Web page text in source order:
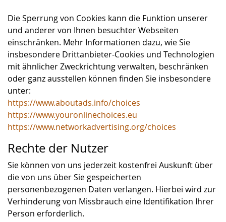
Die Sperrung von Cookies kann die Funktion unserer
und anderer von Ihnen besuchter Webseiten
einschränken. Mehr Informationen dazu, wie Sie
insbesondere Drittanbieter-Cookies und Technologien
mit ähnlicher Zweckrichtung verwalten, beschränken
oder ganz ausstellen können finden Sie insbesondere
unter:
https://www.aboutads.info/choices
https://www.youronlinechoices.eu
https://www.networkadvertising.org/choices
Rechte der Nutzer
Sie können von uns jederzeit kostenfrei Auskunft über
die von uns über Sie gespeicherten
personenbezogenen Daten verlangen. Hierbei wird zur
Verhinderung von Missbrauch eine Identifikation Ihrer
Person erforderlich.